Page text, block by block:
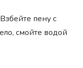
пену с
смойте водой